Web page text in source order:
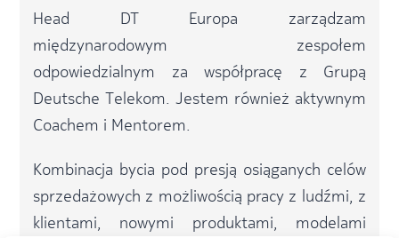
Head DT Europa zarządzam
międzynarodowym zespołem
odpowiedzialnym za współpracę z Grupą
Deutsche Telekom. Jestem również aktywnym
Coachem i Mentorem.
Kombinacja bycia pod presją osiąganych celów
sprzedażowych z możliwością pracy z ludźmi, z
klientami, nowymi produktami, modelami